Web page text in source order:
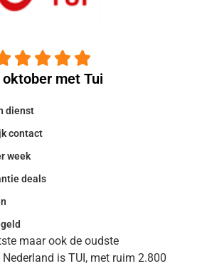
   
met Tui
dienst
contact
week
deals
maar ook de oudste
is TUI, met ruim 2.800